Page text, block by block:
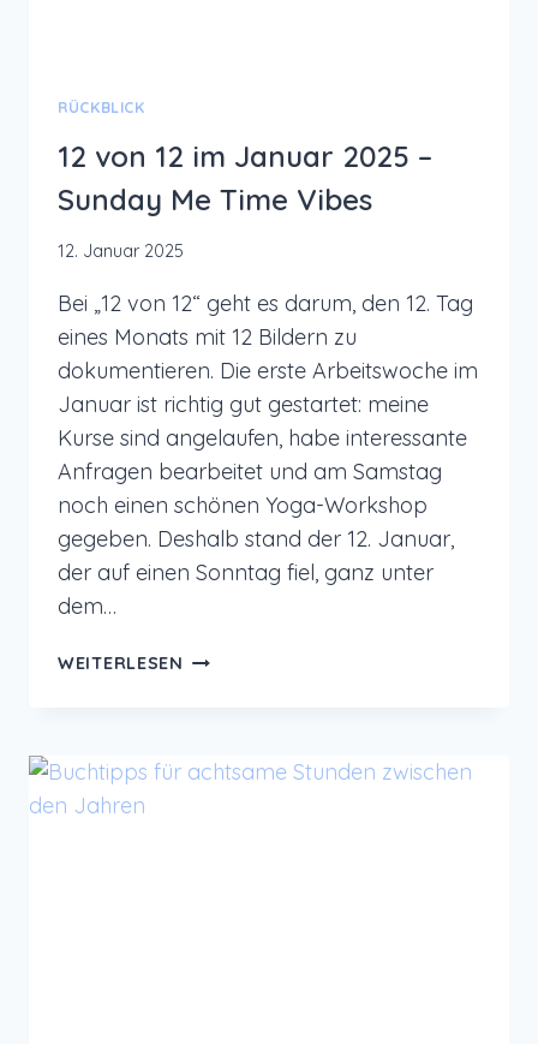
RÜCKBLICK
12 von 12 im Januar 2025 –
Sunday Me Time Vibes
12. Januar 2025
Bei „12 von 12“ geht es darum, den 12. Tag
eines Monats mit 12 Bildern zu
dokumentieren. Die erste Arbeitswoche im
Januar ist richtig gut gestartet: meine
Kurse sind angelaufen, habe interessante
Anfragen bearbeitet und am Samstag
noch einen schönen Yoga-Workshop
gegeben. Deshalb stand der 12. Januar,
der auf einen Sonntag fiel, ganz unter
dem…
WEITERLESEN 12
JANUAR